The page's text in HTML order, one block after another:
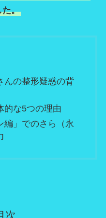
た。
んの整形疑惑の背
的な5つの理由
編」でのさら（永
次